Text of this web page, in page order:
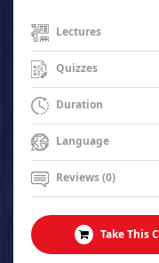
Lectures
Quizzes
Duration
Language
Reviews (0)
Take This